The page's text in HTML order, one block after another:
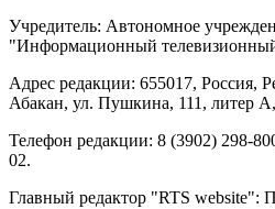
Учредитель: Автономное
"Информационный
Адрес редакции: 655017, Россия,
Абакан, ул. Пушкина, 111, литер
Телефон редакции: 8 (3902) 298-
02.
Главный редактор "RTS website":